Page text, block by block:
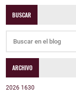
BUSCAR
ARCHIVO
2026 1630